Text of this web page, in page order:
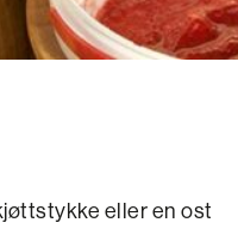
eller en ost